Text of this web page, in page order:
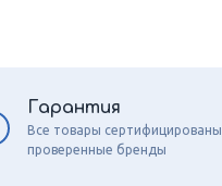
Гарантия
Все товары сертифицированы,
проверенные бренды